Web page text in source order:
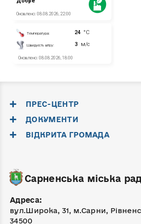
ПРЕС-ЦЕНТР
ДОКУМЕНТИ
ВІДКРИТА ГРОМАДА
Сарненська міська
Адреса:
вул.Широка, 31, м.Сарни,
34500